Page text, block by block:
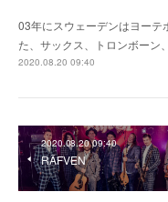
03年にスウェーデンはヨーテ
た、サックス、トロンボー
2020.08.20 09:40
2020.08.20 09:40
RÄFVEN